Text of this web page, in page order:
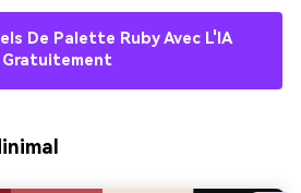
De Palette Ruby Avec L'IA
Gratuitement